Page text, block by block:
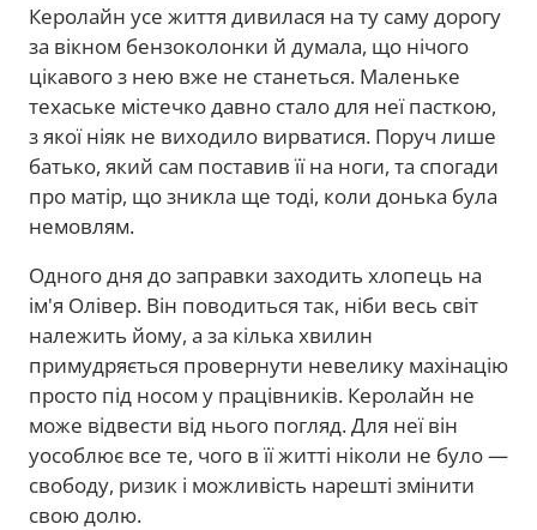
Керолайн усе життя дивилася на ту саму дорогу
за вікном бензоколонки й думала, що нічого
цікавого з нею вже не станеться. Маленьке
техаське містечко давно стало для неї пасткою,
з якої ніяк не виходило вирватися. Поруч лише
батько, який сам поставив її на ноги, та спогади
про матір, що зникла ще тоді, коли донька була
немовлям.
Одного дня до заправки заходить хлопець на
ім'я Олівер. Він поводиться так, ніби весь світ
належить йому, а за кілька хвилин
примудряється провернути невелику махінацію
просто під носом у працівників. Керолайн не
може відвести від нього погляд. Для неї він
уособлює все те, чого в її житті ніколи не було —
свободу, ризик і можливість нарешті змінити
свою долю.